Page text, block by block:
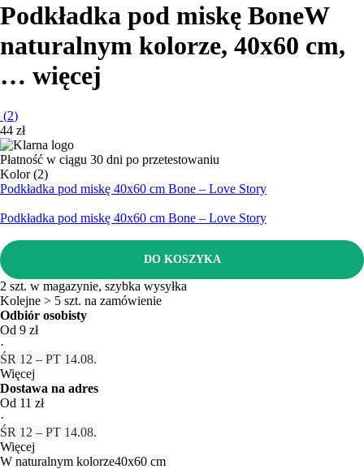
Podkładka pod miskę BoneW
naturalnym kolorze, 40x60 cm,
… więcej
(2)
44 zł
Płatność w ciągu 30 dni po przetestowaniu
Kolor (2)
Podkładka pod miskę 40x60 cm Bone – Love Story
Podkładka pod miskę 40x60 cm Bone – Love Story
DO KOSZYKA
2 szt. w magazynie, szybka wysyłka
Kolejne > 5 szt. na zamówienie
Odbiór osobisty
Od 9 zł
·
ŚR 12 – PT 14.08.
Więcej
Dostawa na adres
Od 11 zł
·
ŚR 12 – PT 14.08.
Więcej
W naturalnym kolorze40x60 cm